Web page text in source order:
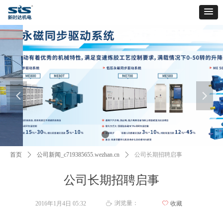
넳 넲
公司长期招聘启事
首页 ꄲ 公司新闻_c719385655.wezhan.cn ꄲ 公司长期招聘启事
2016年1月4日 05:32 ꄘ 浏览量：
ꄀ 收藏